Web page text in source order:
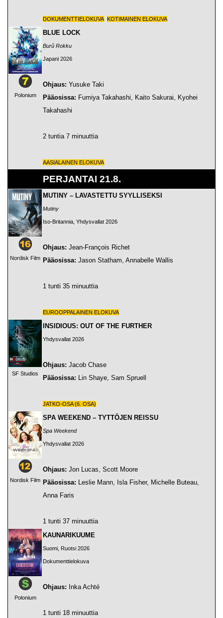
DOKUMENTTIELOKUVA KOTIMAINEN ELOKUVA
Polonium
BLUE LOCK
Burû Rokku
Japani 2026
Ohjaus: Yusuke Taki
Pääosissa: Fumiya Takahashi, Kaito Sakurai, Kyohei
Takahashi
2 tuntia 7 minuuttia
AASIALAINEN ELOKUVA
PERJANTAI 21.8.
Nordisk Film
MUTINY – LAVASTETTU SYYLLISEKSI
Mutiny
Iso-Britannia, Yhdysvallat 2026
Ohjaus: Jean-François Richet
Pääosissa: Jason Statham, Annabelle Wallis
1 tunti 35 minuuttia
EUROOPPALAINEN ELOKUVA
SF Studios
INSIDIOUS: OUT OF THE FURTHER
Yhdysvallat 2026
Ohjaus: Jacob Chase
Pääosissa: Lin Shaye, Sam Spruell
JATKO-OSA (6. OSA)
Nordisk Film
SPA WEEKEND – TYTTÖJEN REISSU
Spa Weekend
Yhdysvallat 2026
Ohjaus: Jon Lucas, Scott Moore
Pääosissa: Leslie Mann, Isla Fisher, Michelle Buteau,
Anna Faris
1 tunti 37 minuuttia
Polonium
KAUNARIKUUME
Suomi, Ruotsi 2026
Dokumenttielokuva
Ohjaus: Inka Achté
1 tunti 18 minuuttia